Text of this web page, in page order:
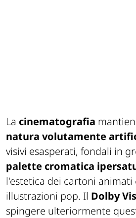
La cinematografia
natura volutamente
visivi esasperati, fondali in
palette cromatica
l'estetica dei cartoni animati
illustrazioni pop. Il Dolby
spingere ulteriormente